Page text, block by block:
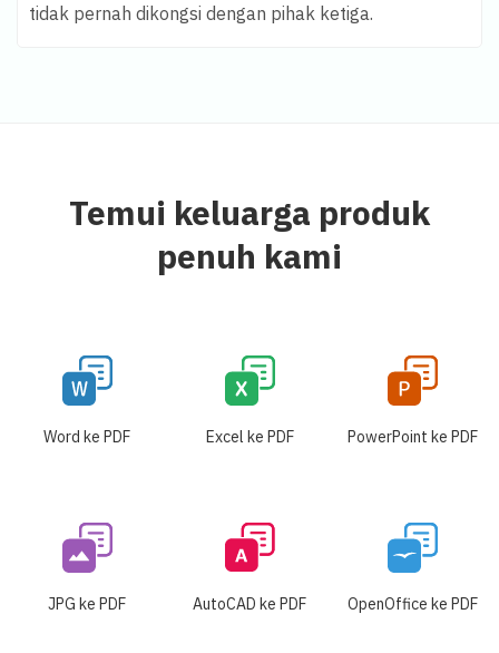
tidak pernah dikongsi dengan pihak ketiga.
Temui keluarga produk
penuh kami
Word ke PDF Excel ke PDF PowerPoint ke PDF
JPG ke PDF AutoCAD ke PDF OpenOffice ke PDF